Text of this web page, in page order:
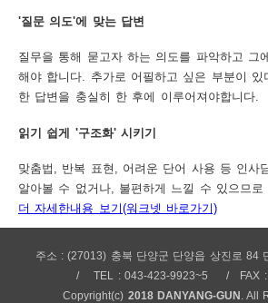
'질문 의도'에 맞는 답변
질무을 통해 묻고자 하는 의도를 파악하고 그
해야 합니다. 추가로 어필하고 싶은 부분이 있
한 답변을 충실히 한 후에 이루어져야합니다.
읽기 쉽게 '구조화' 시키기
맞춤법, 반복 표현, 어려운 단어 사용 등 인사
알아볼 수 없거나, 불편하게 느낄 수 있으므로
더 자세한내용 보기(워크넷 바로가기)
주소 : (27013) 충북 단양군 단양읍 상진로 84
TEL : 043-423-9923~5
FAX
Copyright(c) 2018 DANYANG-GUN . All